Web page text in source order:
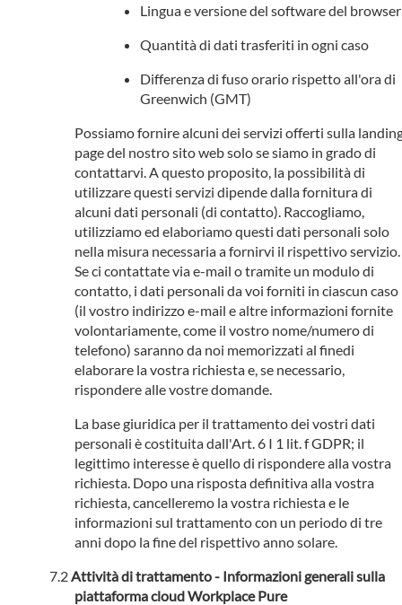
Lingua e versione del software del browser
Quantità di dati trasferiti in ogni caso
Differenza di fuso orario rispetto all'ora di
Greenwich (GMT)
Possiamo fornire alcuni dei servizi offerti sulla
page del nostro sito web solo se siamo in grado di
contattarvi. A questo proposito, la possibilità di
utilizzare questi servizi dipende dalla fornitura di
alcuni dati personali (di contatto). Raccogliamo,
utilizziamo ed elaboriamo questi dati personali solo
nella misura necessaria a fornirvi il rispettivo servizio.
Se ci contattate via e-mail o tramite un modulo di
contatto, i dati personali da voi forniti in ciascun caso
(il vostro indirizzo e-mail e altre informazioni fornite
volontariamente, come il vostro nome/numero di
telefono) saranno da noi memorizzati al finedi
elaborare la vostra richiesta e, se necessario,
rispondere alle vostre domande.
La base giuridica per il trattamento dei vostri dati
personali è costituita dall'Art. 6 I 1 lit. f GDPR; il
legittimo interesse è quello di rispondere alla vostra
richiesta. Dopo una risposta definitiva alla vostra
richiesta, cancelleremo la vostra richiesta e le
informazioni sul trattamento con un periodo di tre
anni dopo la fine del rispettivo anno solare.
Attività di trattamento - Informazioni generali sulla
piattaforma cloud Workplace Pure